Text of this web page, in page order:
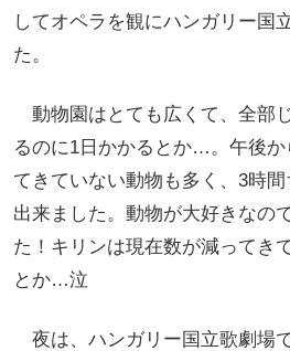
してオペラを観にハンガリー国
た。
動物園はとても広くて、全部
るのに1日かかるとか…。午後か
てきていない動物も多く、3時
出来ました。動物が大好きなの
た！キリンは現在数が減ってき
とか…泣
夜は、ハンガリー国立歌劇場